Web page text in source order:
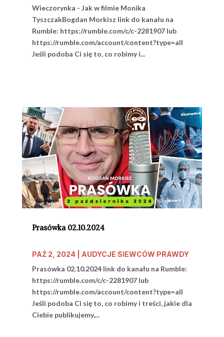
Wieczorynka - Jak w filmie Monika
TyszczakBogdan Morkisz link do kanału na
Rumble: https://rumble.com/c/c-2281907 lub
https://rumble.com/account/content?type=all
Jeśli podoba Ci się to, co robimy i...
Prasówka 02.10.2024
PAŹ 2, 2024| AUDYCJE SIEWCÓW PRAWDY
Prasówka 02.10.2024 link do kanału na Rumble:
https://rumble.com/c/c-2281907 lub
https://rumble.com/account/content?type=all
Jeśli podoba Ci się to, co robimy i treści, jakie dla
Ciebie publikujemy,...